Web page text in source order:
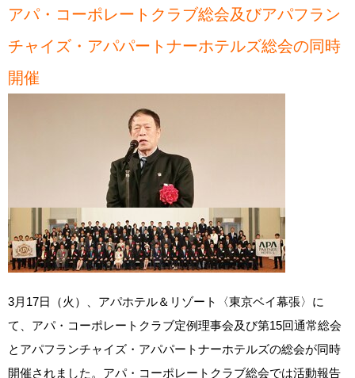
アパ・コーポレートクラブ総会及びアパフラン
チャイズ・アパパートナーホテルズ総会の同時
開催
3月17日（火）、アパホテル＆リゾート〈東京ベイ幕張〉に
て、アパ・コーポレートクラブ定例理事会及び第15回通常総会
とアパフランチャイズ・アパパートナーホテルズの総会が同時
開催されました。アパ・コーポレートクラブ総会では活動報告